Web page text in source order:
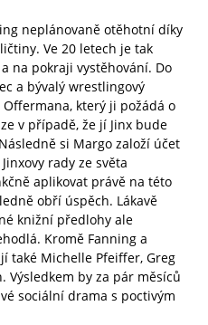
neplánovaně otěhotní díky
Ve 20 letech je tak
na pokraji vystěhování. Do
a bývalý wrestlingový
který ji požádá o
v případě, že jí Jinx bude
si Margo založí účet
rady ze světa
aplikovat právě na této
obří úspěch. Lákavě
knižní předlohy ale
Kromě Fanning a
také Michelle Pfeiffer, Greg
Výsledkem by za pár měsíců
sociální drama s poctivým